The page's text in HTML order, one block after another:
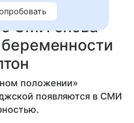
жизнь
СМИ снова
положении»
появляются в СМИ